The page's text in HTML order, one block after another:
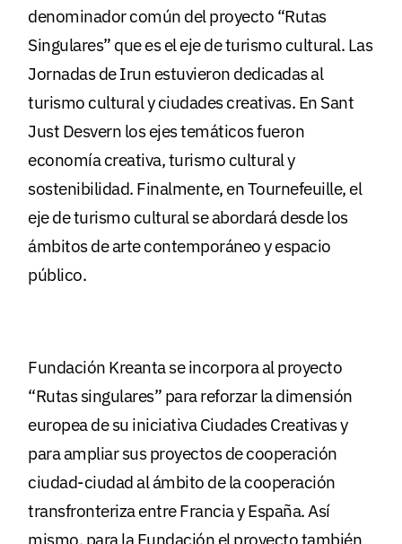
denominador común del proyecto “Rutas
Singulares” que es el eje de turismo cultural. Las
Jornadas de Irun estuvieron dedicadas al
turismo cultural y ciudades creativas. En Sant
Just Desvern los ejes temáticos fueron
economía creativa, turismo cultural y
sostenibilidad. Finalmente, en Tournefeuille, el
eje de turismo cultural se abordará desde los
ámbitos de arte contemporáneo y espacio
público.
Fundación Kreanta se incorpora al proyecto
“Rutas singulares” para reforzar la dimensión
europea de su iniciativa Ciudades Creativas y
para ampliar sus proyectos de cooperación
ciudad-ciudad al ámbito de la cooperación
transfronteriza entre Francia y España. Así
mismo, para la Fundación el proyecto también